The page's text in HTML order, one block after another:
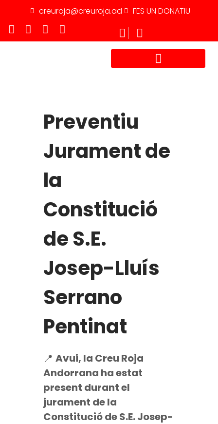
creuroja@creuroja.ad FES UN DONATIU
Preventiu
Jurament de
la
Constitució
de S.E.
Josep-Lluís
Serrano
Pentinat
📍 Avui, la Creu Roja
Andorrana ha estat
present durant el
jurament de la
Constitució de S.E. Josep-